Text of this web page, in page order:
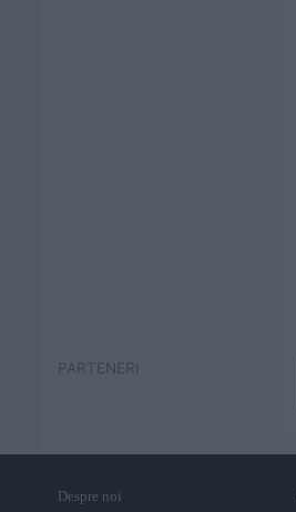
PARTENERI
Despre noi